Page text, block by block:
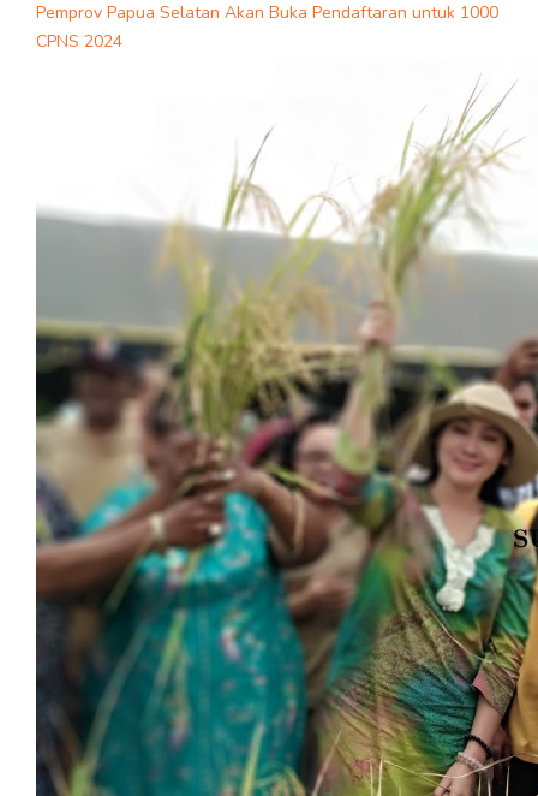
Pemprov Papua Selatan Akan Buka Pendaftaran untuk 1000
CPNS 2024